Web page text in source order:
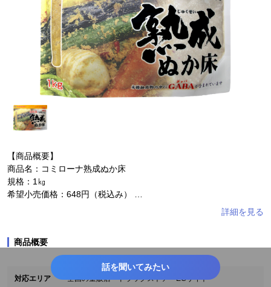
【商品概要】
商品名：コミローナ熟成ぬか床
規格：1㎏
希望小売価格：648円（税込み）
るように漬け込みます。
②空気を抜いて漬け込み、水洗いしてお召し上がりください。
【商品特徴】
商品概要
対応エリア 全国の量販店・ドラックストア・ECサイト
話を聞いてみたい